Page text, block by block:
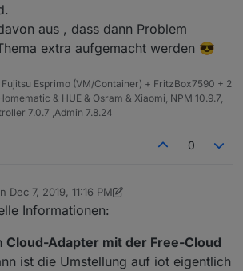
aus , dass dann Problem
extra aufgemacht werden 😎
Esprimo (VM/Container) + FritzBox7590 + 2
& HUE & Osram & Xiaomi, NPM 10.9.7,
7.0.7 ,Admin 7.8.24
0
Dec 7, 2019, 11:16 PM
by apollon77Dec 8, 2019, 12:19 AM
Informationen:
Cloud-Adapter mit der Free-Cloud
ist die Umstellung auf iot eigentlich